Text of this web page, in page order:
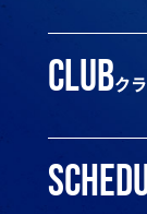
clubク